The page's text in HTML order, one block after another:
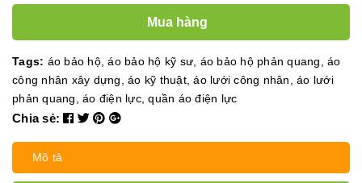
Mua hàng
Tags: áo bảo hộ,áo bảo hộ kỹ sư áo bảo hộ phản quang
áo
công nhân xây dựng
áo kỹ thuật,áo lưới công nhân
áo lưới
phản quang
áo điện lực,quần áo điện lực
Chia sẻ:
Mô tả